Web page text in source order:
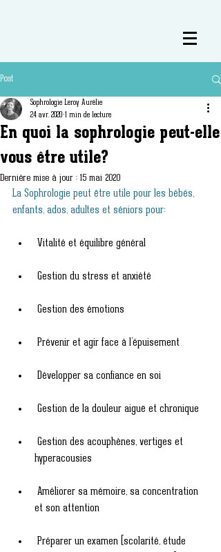
Post
En quoi la sophrologie peut-elle
vous être utile?
Sophrologie Leroy Aurélie
24 avr. 2020 1 min de lecture
Dernière mise à jour : 15 mai 2020
La Sophrologie peut être utile pour les bébés,
enfants, ados, adultes et séniors pour:
Vitalité et équilibre général
Gestion du stress et anxiété
Gestion des émotions
Prévenir et agir face à l’épuisement
Développer sa confiance en soi
Gestion de la douleur aiguë et chronique
Gestion des acouphènes, vertiges et
hyperacousies
Améliorer sa mémoire, sa concentration
et son attention
Préparer un examen (scolarité, étude